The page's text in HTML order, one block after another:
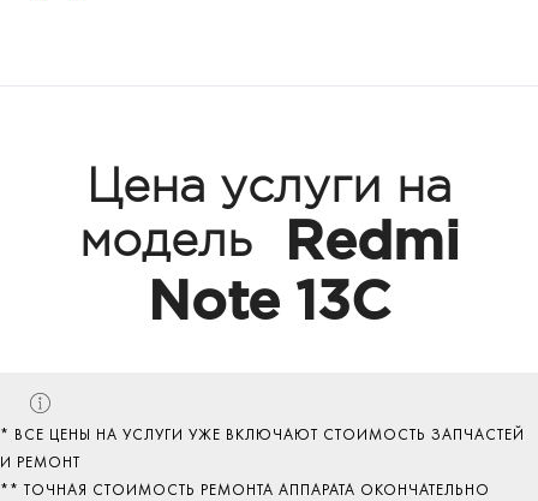
Цена услуги на
модель
Redmi
Note 13C
* ВСЕ ЦЕНЫ НА УСЛУГИ УЖЕ ВКЛЮЧАЮТ СТОИМОСТЬ ЗАПЧАСТЕЙ
И РЕМОНТ
** ТОЧНАЯ СТОИМОСТЬ РЕМОНТА АППАРАТА ОКОНЧАТЕЛЬНО